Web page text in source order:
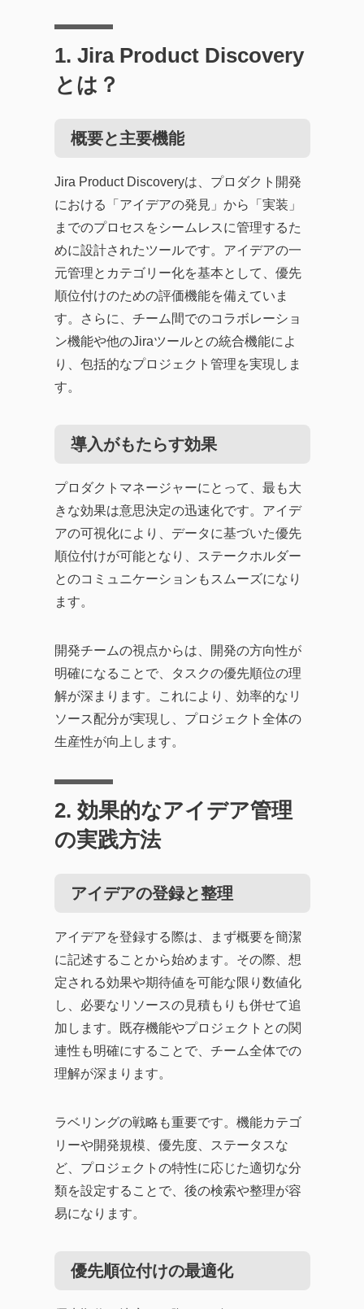
1. Jira Product Discovery
とは？
概要と主要機能
Jira Product Discoveryは、プロダクト開発
における「アイデアの発見」から「実装」
までのプロセスをシームレスに管理するた
めに設計されたツールです。アイデアの一
元管理とカテゴリー化を基本として、優先
順位付けのための評価機能を備えていま
す。さらに、チーム間でのコラボレーショ
ン機能や他のJiraツールとの統合機能によ
り、包括的なプロジェクト管理を実現しま
す。
導入がもたらす効果
プロダクトマネージャーにとって、最も大
きな効果は意思決定の迅速化です。アイデ
アの可視化により、データに基づいた優先
順位付けが可能となり、ステークホルダー
とのコミュニケーションもスムーズになり
ます。
開発チームの視点からは、開発の方向性が
明確になることで、タスクの優先順位の理
解が深まります。これにより、効率的なリ
ソース配分が実現し、プロジェクト全体の
生産性が向上します。
2. 効果的なアイデア管理
の実践方法
アイデアの登録と整理
アイデアを登録する際は、まず概要を簡潔
に記述することから始めます。その際、想
定される効果や期待値を可能な限り数値化
し、必要なリソースの見積もりも併せて追
加します。既存機能やプロジェクトとの関
連性も明確にすることで、チーム全体での
理解が深まります。
ラベリングの戦略も重要です。機能カテゴ
リーや開発規模、優先度、ステータスな
ど、プロジェクトの特性に応じた適切な分
類を設定することで、後の検索や整理が容
易になります。
優先順位付けの最適化